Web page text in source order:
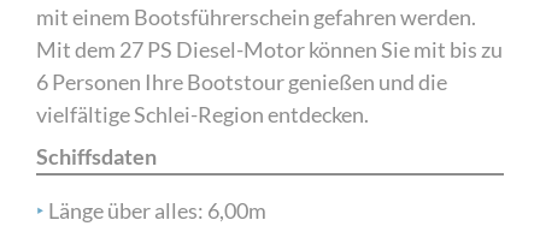
mit einem Bootsführerschein gefahren werden.
Mit dem 27 PS Diesel-Motor können Sie mit bis zu
6 Personen Ihre Bootstour genießen und die
vielfältige Schlei-Region entdecken.
Schiffsdaten
‣ Länge über alles: 6,00m